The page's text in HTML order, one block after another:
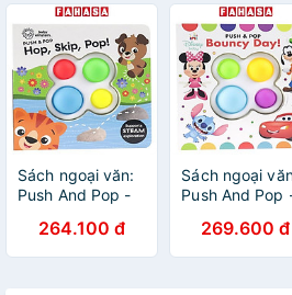
Friends
Sách ngoại văn:
Push And Pop -
264.100 đ
Sách ngoại
Push And Pop
269.600 đ